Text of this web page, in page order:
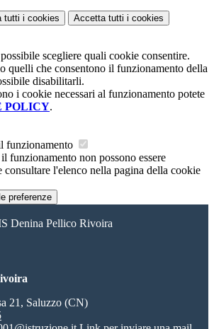
tutti i cookies Accetta tutti i cookies
scegliere quali cookie consentire.
quelli che consentono il funzionamento della
disabilitarli.
i cookie necessari al funzionamento potete
POLICY.
funzionamento
funzionamento non possono essere
l'elenco nella pagina della cookie
preferenze
Denina Pellico Rivoira
21, Saluzzo (CN)